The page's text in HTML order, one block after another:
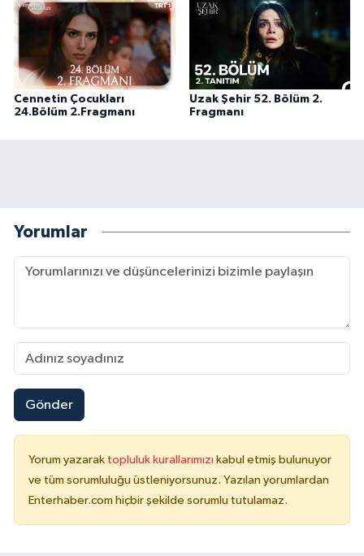
Cennetin Çocukları
24.Bölüm 2.Fragmanı
Uzak Şehir 52. Bölüm 2.
Fragmanı
Yorumlar
Gönder
Yorum yazarak topluluk kurallarımızı kabul etmiş bulunuyor
ve tüm sorumluluğu üstleniyorsunuz. Yazılan yorumlardan
Enterhaber.com hiçbir şekilde sorumlu tutulamaz.